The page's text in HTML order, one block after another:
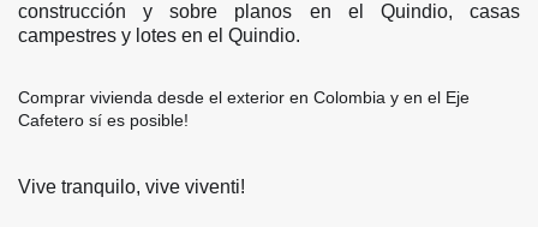
construcción y sobre planos en el Quindio, casas
campestres y lotes en el Quindio.
Comprar vivienda desde el exterior en Colombia y en el Eje
Cafetero sí es posible!
Vive tranquilo, vive viventi!